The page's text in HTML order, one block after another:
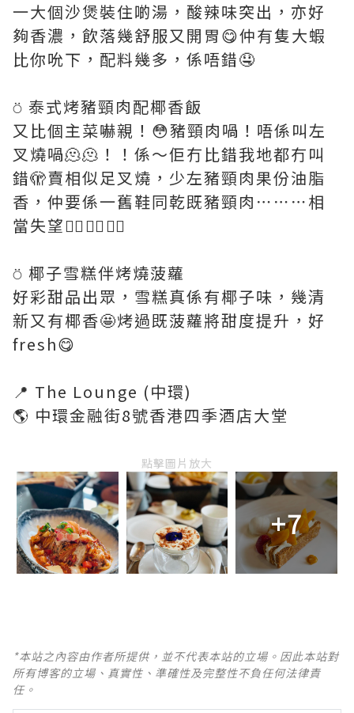
一大個沙煲裝住啲湯，酸辣味突出，亦好
夠香濃，飲落幾舒服又開胃😋仲有隻大蝦
比你吮下，配料幾多，係唔錯🤤
⍥ 泰式烤豬頸肉配椰香飯
又比個主菜嚇親！😳豬頸肉喎！唔係叫左
叉燒喎🫠🫠！！係～佢冇比錯我地都冇叫
錯🫣賣相似足叉燒，少左豬頸肉果份油脂
香，仲要係一舊鞋同乾既豬頸肉⋯⋯⋯相
當失望😮‍💨😮‍💨😮‍💨
⍥ 椰子雪糕伴烤燒菠蘿
好彩甜品出眾，雪糕真係有椰子味，幾清
新又有椰香🤩烤過既菠蘿將甜度提升，好
fresh😋
📍 The Lounge (中環)
🌎 中環金融街8號香港四季酒店大堂
點擊圖片放大
+7
*本站之內容由作者所提供，並不代表本站的立場。因此本站對
所有博客的立場、真實性、準確性及完整性不負任何法律責
任。